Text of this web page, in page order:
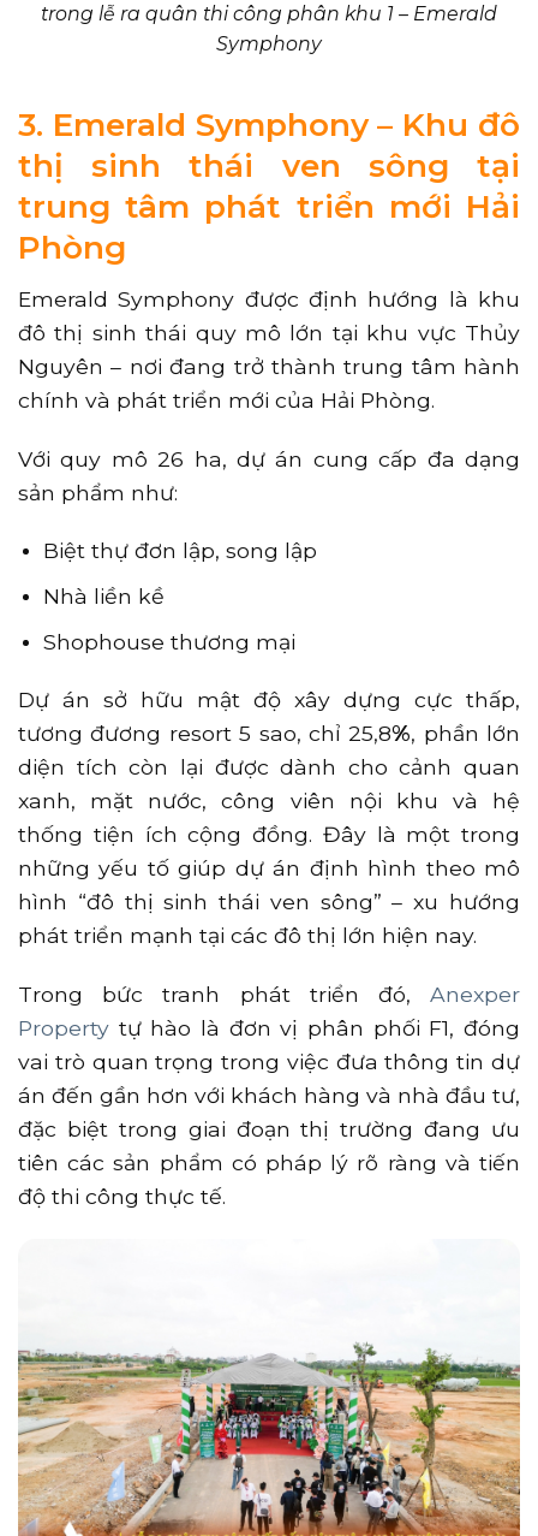
trong lễ ra quân thi công phân khu 1 – Emerald
Symphony
3. Emerald Symphony – Khu đô
thị sinh thái ven sông tại
trung tâm phát triển mới Hải
Phòng
Emerald Symphony được định hướng là khu
đô thị sinh thái quy mô lớn tại khu vực Thủy
Nguyên – nơi đang trở thành trung tâm hành
chính và phát triển mới của Hải Phòng.
Với quy mô 26 ha, dự án cung cấp đa dạng
sản phẩm như:
Biệt thự đơn lập, song lập
Nhà liền kề
Shophouse thương mại
Dự án sở hữu mật độ xây dựng cực thấp,
tương đương resort 5 sao, chỉ 25,8%, phần lớn
diện tích còn lại được dành cho cảnh quan
xanh, mặt nước, công viên nội khu và hệ
thống tiện ích cộng đồng. Đây là một trong
những yếu tố giúp dự án định hình theo mô
hình “đô thị sinh thái ven sông” – xu hướng
phát triển mạnh tại các đô thị lớn hiện nay.
Trong bức tranh phát triển đó, Anexper
Property tự hào là đơn vị phân phối F1, đóng
vai trò quan trọng trong việc đưa thông tin dự
án đến gần hơn với khách hàng và nhà đầu tư,
đặc biệt trong giai đoạn thị trường đang ưu
tiên các sản phẩm có pháp lý rõ ràng và tiến
độ thi công thực tế.